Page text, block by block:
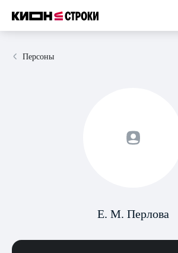
Персоны
Е. М. Перлова